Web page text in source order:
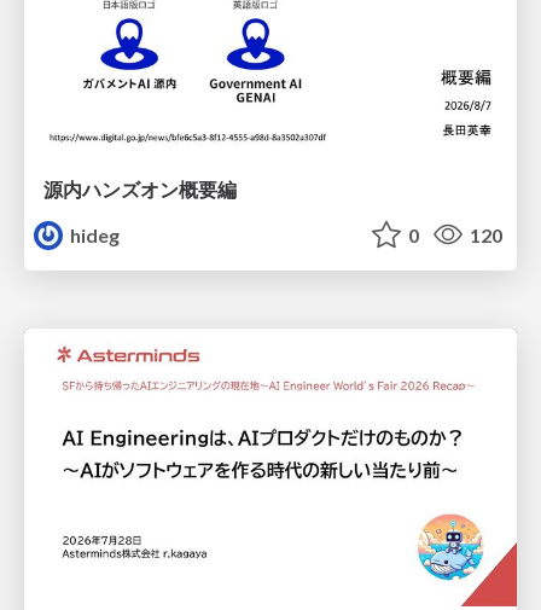
源内ハンズオン概要編
hideg
0 120